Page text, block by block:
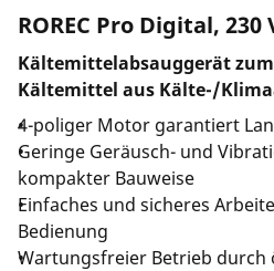
ROREC Pro Digital, 230
Kältemittelabsauggerät
Kältemittel aus Kälte-/
4-poliger Motor garantiert
Geringe Geräusch- und
kompakter Bauweise
Einfaches und sicheres
Bedienung
Wartungsfreier Betrieb durch